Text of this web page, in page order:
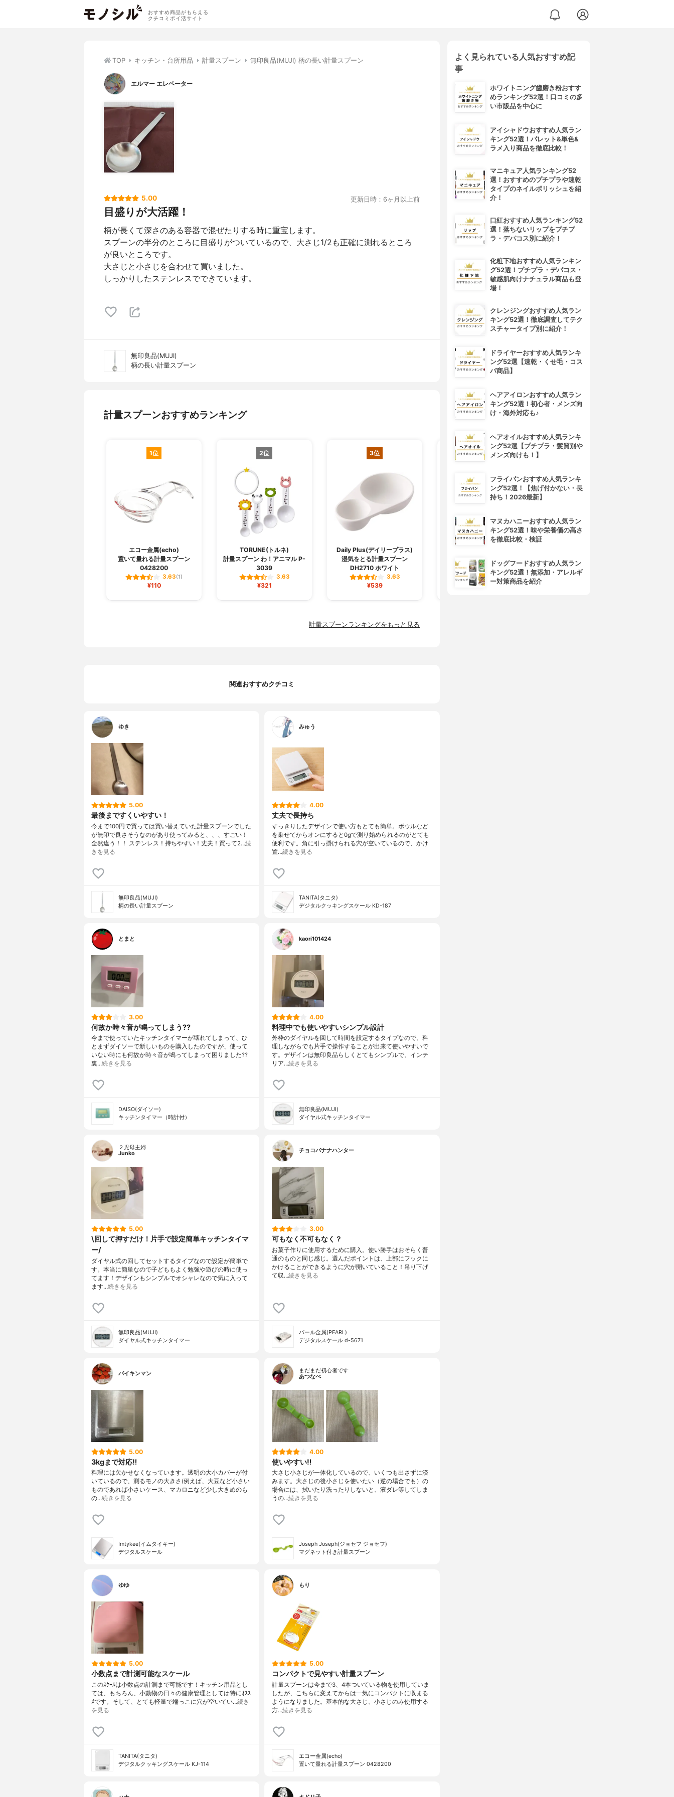
おすすめ商品がもらえる
クチコミポイ活サイト
TOP キッチン・台所用品 計量スプーン 無印良品(MUJI) 柄の長い計量スプーン
エルマー エレベーター
5.00 更新日時：6ヶ月以上前
目盛りが大活躍！
柄が長くて深さのある容器で混ぜたりする時に重宝します。
スプーンの半分のところに目盛りがついているので、大さじ1/2も正確に測れるところ
が良いところです。
大さじと小さじを合わせて買いました。
しっかりしたステンレスでできています。
無印良品(MUJI)
柄の長い計量スプーン
計量スプーンおすすめランキング
1位
エコー金属(echo)
置いて量れる計量スプーン
0428200
3.63(1)
¥110
2位
TORUNE(トルネ)
計量スプーン わ！アニマル P-
3039
3.63
¥321
3位
Daily Plus(デイリープラス)
湿気をとる計量スプーン
DH2710 ホワイト
3.63
¥539
4位
段々計量スプーン レイヤー
2548 クリア
3.63
¥281
計量スプーン 31166
計量スプーンランキングをもっと見る
関連おすすめクチコミ
ゆき
5.00
最後まですくいやすい！
今まで100円で買っては買い替えていた計量スプーンでした
が無印で良さそうなのがあり使ってみると、、、すごい！
全然違う！！ ステンレス！持ちやすい！丈夫！買って2…続
きを見る
無印良品(MUJI)
柄の長い計量スプーン
みゅう
4.00
丈夫で長持ち
すっきりしたデザインで使い方もとても簡単。ボウルなど
を乗せてからオンにすると0gで測り始められるのがとても
便利です。角に引っ掛けられる穴が空いているので、かけ
置…続きを見る
TANITA(タニタ)
デジタルクッキングスケール KD-187
とまと
3.00
何故か時々音が鳴ってしまう??
今まで使っていたキッチンタイマーが壊れてしまって、ひ
とまずダイソーで新しいものを購入したのですが、使って
いない時にも何故か時々音が鳴ってしまって困りました??
裏…続きを見る
DAISO(ダイソー)
キッチンタイマー（時計付）
kaori101424
4.00
料理中でも使いやすいシンプル設計
外枠のダイヤルを回して時間を設定するタイプなので、料
理しながらでも片手で操作することが出来て使いやすいで
す。デザインは無印良品らしくとてもシンプルで、インテ
リア…続きを見る
無印良品(MUJI)
ダイヤル式キッチンタイマー
２児母主婦
Junko
5.00
\回して押すだけ！片手で設定簡単キッチンタイマ
ー/
ダイヤル式の回してセットするタイプなので設定が簡単で
す。本当に簡単なので子どももよく勉強や遊びの時に使っ
てます！デザインもシンプルでオシャレなので気に入って
ます…続きを見る
無印良品(MUJI)
ダイヤル式キッチンタイマー
チョコバナナハンター
3.00
可もなく不可もなく？
お菓子作りに使用するために購入。使い勝手はおそらく普
通のものと同じ感じ。選んだポイントは、上部にフックに
かけることができるように穴が開いていること！吊り下げ
て収…続きを見る
パール金属(PEARL)
デジタルスケール d-5671
バイキンマン
5.00
3kgまで対応‼︎
料理には欠かせなくなっています。透明の大小カバーが付
いているので、測るモノの大きさ(例えば、大豆など小さい
ものであれば小さいケース、マカロニなど少し大きめのも
の…続きを見る
Imtykee(イムタイキー)
デジタルスケール
まだまだ初心者です
あつなべ
4.00
使いやすい‼︎
大さじ小さじが一体化しているので、いくつも出さずに済
みます。大さじの後小さじを使いたい（逆の場合でも）の
場合には、拭いたり洗ったりしないと、液ダレ等してしま
うの…続きを見る
Joseph Joseph(ジョセフ ジョセフ)
マグネット付き計量スプーン
ゆゆ
5.00
小数点まで計測可能なスケール
このｽｹｰﾙは小数点の計測まで可能です！キッチン用品とし
ては、もちろん、小動物の日々の健康管理としては特にｵｽｽ
ﾒです。そして、とても軽量で端っこに穴が空いてい…続き
を見る
TANITA(タニタ)
デジタルクッキングスケール KJ-114
もり
5.00
コンパクトで見やすい計量スプーン
計量スプーンは今まで3、4本ついている物を使用していま
したが、こちらに変えてからは一気にコンパクトに収まる
ようになりました。基本的な大さじ、小さじのみ使用する
方…続きを見る
エコー金属(echo)
置いて量れる計量スプーン 0428200
よく見られている人気おすすめ記
事
ホワイトニング歯磨き粉おすす
めランキング52選！口コミの多
い市販品を中心に
アイシャドウおすすめ人気ラン
キング52選！パレット&単色&
ラメ入り商品を徹底比較！
マニキュア人気ランキング52
選！おすすめのプチプラや速乾
タイプのネイルポリッシュを紹
介！
口紅おすすめ人気ランキング52
選！落ちないリップをプチプ
ラ・デパコス別に紹介！
化粧下地おすすめ人気ランキン
グ52選！プチプラ・デパコス・
敏感肌向けナチュラル商品も登
場！
クレンジングおすすめ人気ラン
キング52選！徹底調査してテク
スチャータイプ別に紹介！
ドライヤーおすすめ人気ランキ
ング52選【速乾・くせ毛・コス
パ商品】
ヘアアイロンおすすめ人気ラン
キング52選！初心者・メンズ向
け・海外対応も♪
ヘアオイルおすすめ人気ランキ
ング52選【プチプラ・髪質別や
メンズ向けも！】
フライパンおすすめ人気ランキ
ング52選！【焦げ付かない・長
持ち！2026最新】
マヌカハニーおすすめ人気ラン
キング52選！味や栄養価の高さ
を徹底比較・検証
ドッグフードおすすめ人気ラン
キング52選！無添加・アレルギ
ー対策商品を紹介